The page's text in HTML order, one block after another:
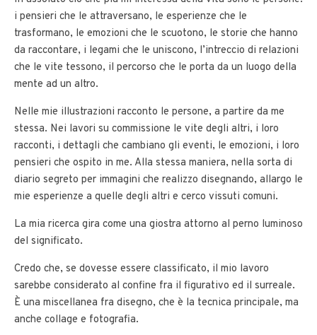
i pensieri che le attraversano, le esperienze che le
trasformano, le emozioni che le scuotono, le storie che hanno
da raccontare, i legami che le uniscono, l’intreccio di relazioni
che le vite tessono, il percorso che le porta da un luogo della
mente ad un altro.
Nelle mie illustrazioni racconto le persone, a partire da me
stessa. Nei lavori su commissione le vite degli altri, i loro
racconti, i dettagli che cambiano gli eventi, le emozioni, i loro
pensieri che ospito in me. Alla stessa maniera, nella sorta di
diario segreto per immagini che realizzo disegnando, allargo le
mie esperienze a quelle degli altri e cerco vissuti comuni.
La mia ricerca gira come una giostra attorno al perno luminoso
del significato.
Credo che, se dovesse essere classificato, il mio lavoro
sarebbe considerato al confine fra il figurativo ed il surreale.
È una miscellanea fra disegno, che è la tecnica principale, ma
anche collage e fotografia.